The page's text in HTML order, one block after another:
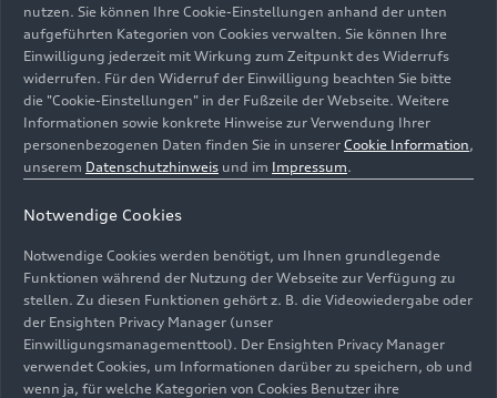
High-Performance-Avants. Je Einheit setzt es sich
aus neun vertikalen Segmenten zusammen, die
sich mit dem ebenfalls segmentierten Bremslicht
abwechseln.
Sowohl die optionalenMatrix LED-Scheinwerfer
mitAudi Laserlichtund abgedunkelten Blenden
dynamisches Blinklicht und werden beim Ent- und
Verriegeln RS-spezifisch inszeniert. Das Audi
Laserlicht, erkennbar am blauen Marker im
Reflektor, verdoppelt die Reichweite des
Fernlichts. In jedem Scheinwerfer generiert ein
kleines Lasermodul einen Lichtkegel, der als Spot
mehrere hundert Meter weit leuchtet. Der
nutzen. Sie können Ihre Cookie-Einstellungen anhand der unten
aufgeführten Kategorien von Cookies verwalten. Sie können Ihre
Einwilligung jederzeit mit Wirkung zum Zeitpunkt des Widerrufs
widerrufen. Für den Widerruf der Einwilligung beachten Sie bitte
die "Cookie-Einstellungen" in der Fußzeile der Webseite. Weitere
Informationen sowie konkrete Hinweise zur Verwendung Ihrer
personenbezogenen Daten finden Sie in unserer Cookie Information,
unserem Datenschutzhinweis und im Impressum.
Notwendige Cookies
Notwendige Cookies werden benötigt, um Ihnen grundlegende
Funktionen während der Nutzung der Webseite zur Verfügung zu
stellen. Zu diesen Funktionen gehört z. B. die Videowiedergabe oder
der Ensighten Privacy Manager (unser
Einwilligungsmanagementtool). Der Ensighten Privacy Manager
verwendet Cookies, um Informationen darüber zu speichern, ob und
wenn ja, für welche Kategorien von Cookies Benutzer ihre